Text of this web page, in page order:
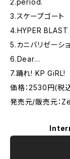
2.period.
3.スケープゴート
4.HYPER BLAST
5.カニバリゼーシ
6.Dear…
7.踊れ! KP GiRL!
価格：2530円(
発売元/販売元：